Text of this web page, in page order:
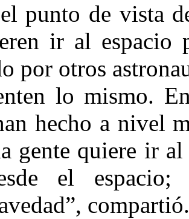
punto de vista
ir al espacio
por otros
lo mismo.
hecho a nivel
gente quiere ir
el
compartió.